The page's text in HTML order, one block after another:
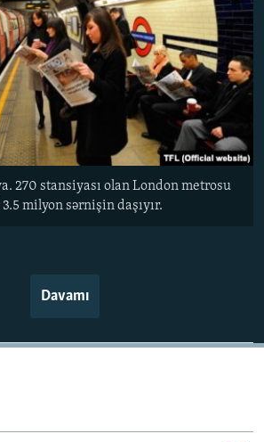
270 stansiyası olan London metrosu
milyon sərnişin daşıyır.
Davamı